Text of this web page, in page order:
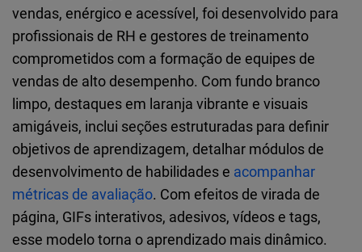
vendas, enérgico e acessível, foi desenvolvido para
profissionais de RH e gestores de treinamento
comprometidos com a formação de equipes de
vendas de alto desempenho. Com fundo branco
limpo, destaques em laranja vibrante e visuais
amigáveis, inclui seções estruturadas para definir
objetivos de aprendizagem, detalhar módulos de
desenvolvimento de habilidades e acompanhar
métricas de avaliação. Com efeitos de virada de
página, GIFs interativos, adesivos, vídeos e tags,
esse modelo torna o aprendizado mais dinâmico.